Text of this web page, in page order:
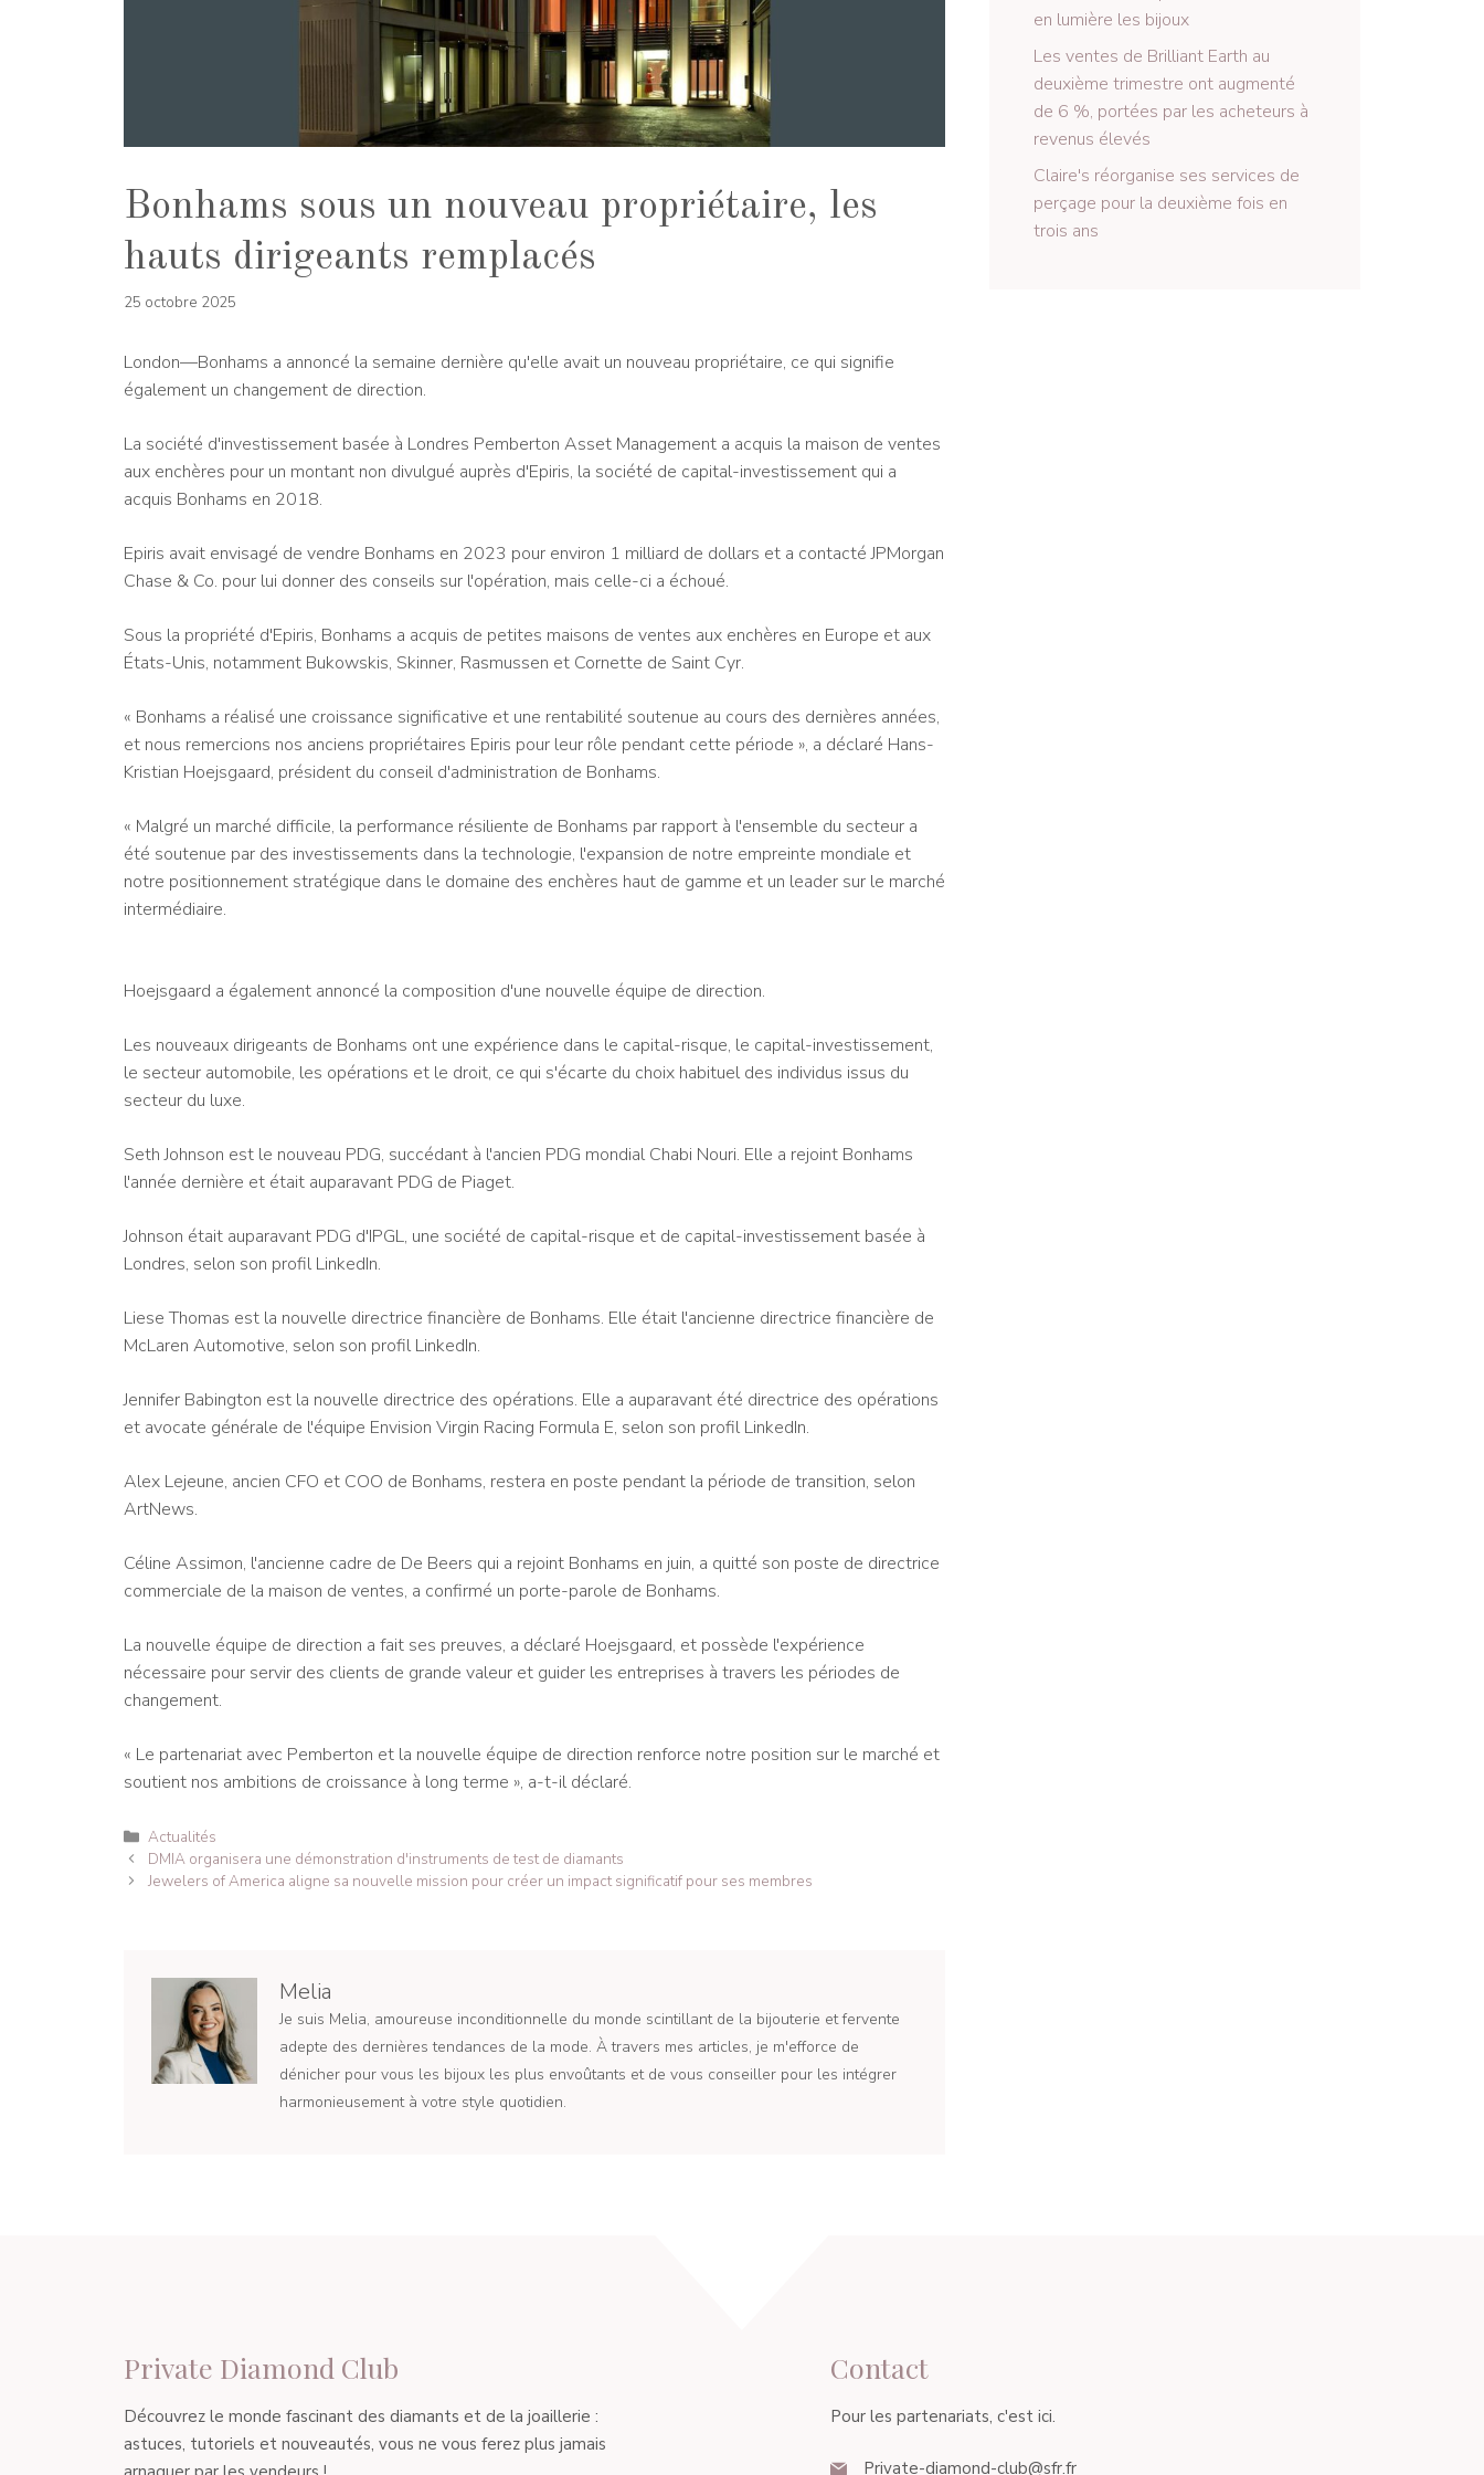
Bonhams sous un nouveau propriétaire, les
hauts dirigeants remplacés
25 octobre 2025
London—Bonhams a annoncé la semaine dernière qu'elle avait un nouveau propriétaire, ce qui signifie
également un changement de direction.
La société d'investissement basée à Londres Pemberton Asset Management a acquis la maison de ventes
aux enchères pour un montant non divulgué auprès d'Epiris, la société de capital-investissement qui a
acquis Bonhams en 2018.
Epiris avait envisagé de vendre Bonhams en 2023 pour environ 1 milliard de dollars et a contacté JPMorgan
Chase & Co. pour lui donner des conseils sur l'opération, mais celle-ci a échoué.
Sous la propriété d'Epiris, Bonhams a acquis de petites maisons de ventes aux enchères en Europe et aux
États-Unis, notamment Bukowskis, Skinner, Rasmussen et Cornette de Saint Cyr.
« Bonhams a réalisé une croissance significative et une rentabilité soutenue au cours des dernières années,
et nous remercions nos anciens propriétaires Epiris pour leur rôle pendant cette période », a déclaré Hans-
Kristian Hoejsgaard, président du conseil d'administration de Bonhams.
« Malgré un marché difficile, la performance résiliente de Bonhams par rapport à l'ensemble du secteur a
été soutenue par des investissements dans la technologie, l'expansion de notre empreinte mondiale et
notre positionnement stratégique dans le domaine des enchères haut de gamme et un leader sur le marché
intermédiaire.
Hoejsgaard a également annoncé la composition d'une nouvelle équipe de direction.
Les nouveaux dirigeants de Bonhams ont une expérience dans le capital-risque, le capital-investissement,
le secteur automobile, les opérations et le droit, ce qui s'écarte du choix habituel des individus issus du
secteur du luxe.
Seth Johnson est le nouveau PDG, succédant à l'ancien PDG mondial Chabi Nouri. Elle a rejoint Bonhams
l'année dernière et était auparavant PDG de Piaget.
Johnson était auparavant PDG d'IPGL, une société de capital-risque et de capital-investissement basée à
Londres, selon son profil LinkedIn.
Liese Thomas est la nouvelle directrice financière de Bonhams. Elle était l'ancienne directrice financière de
McLaren Automotive, selon son profil LinkedIn.
Jennifer Babington est la nouvelle directrice des opérations. Elle a auparavant été directrice des opérations
et avocate générale de l'équipe Envision Virgin Racing Formula E, selon son profil LinkedIn.
Alex Lejeune, ancien CFO et COO de Bonhams, restera en poste pendant la période de transition, selon
ArtNews.
Céline Assimon, l'ancienne cadre de De Beers qui a rejoint Bonhams en juin, a quitté son poste de directrice
commerciale de la maison de ventes, a confirmé un porte-parole de Bonhams.
La nouvelle équipe de direction a fait ses preuves, a déclaré Hoejsgaard, et possède l'expérience
nécessaire pour servir des clients de grande valeur et guider les entreprises à travers les périodes de
changement.
« Le partenariat avec Pemberton et la nouvelle équipe de direction renforce notre position sur le marché et
soutient nos ambitions de croissance à long terme », a-t-il déclaré.
Catégories
Actualités
Navigation
des
DMIA organisera une démonstration d'instruments de test de diamants
Jewelers of America aligne sa nouvelle mission pour créer un impact significatif pour ses membres
Melia
Je suis Melia, amoureuse inconditionnelle du monde scintillant de la bijouterie et fervente
adepte des dernières tendances de la mode. À travers mes articles, je m'efforce de
dénicher pour vous les bijoux les plus envoûtants et de vous conseiller pour les intégrer
harmonieusement à votre style quotidien.
en lumière les bijoux
Les ventes de Brilliant Earth au
deuxième trimestre ont augmenté
de 6 %, portées par les acheteurs à
revenus élevés
Claire's réorganise ses services de
perçage pour la deuxième fois en
trois ans
Private Diamond Club
Découvrez le monde fascinant des diamants et de la joaillerie :
astuces, tutoriels et nouveautés, vous ne vous ferez plus jamais
Contact
Pour les partenariats, c'est ici.
Private-diamond-club@sfr.fr